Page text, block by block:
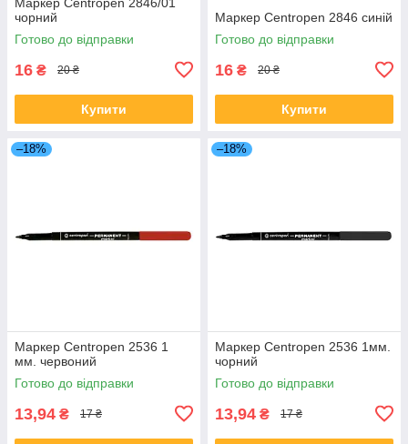
чорний
Готово до відправки
16 ₴ 20 ₴
Купити
Маркер Centropen 2846 cиній
Готово до відправки
16 ₴ 20 ₴
Купити
–18%
Маркер Centropen 2536 1
мм. червоний
Готово до відправки
13,94 ₴ 17 ₴
–18%
Маркер Centropen 2536 1мм.
чорний
Готово до відправки
13,94 ₴ 17 ₴